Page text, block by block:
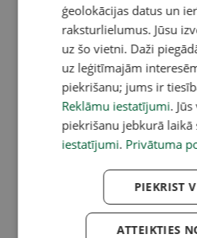
ģeolokācijas datus un
raksturlielumus. Jūsu
uz šo vietni. Daži
uz leģitīmajām
piekrišanu; jums ir
Reklāmu iestatījumi.
piekrišanu jebkurā laikā
iestatījumi. Privātuma
PIEKRIST
ATTEIKTIES